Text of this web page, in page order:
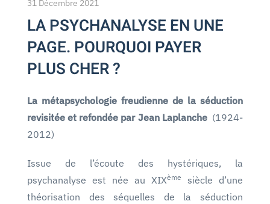
31 Décembre 2021
LA PSYCHANALYSE EN UNE
PAGE. POURQUOI PAYER
PLUS CHER ?
La métapsychologie freudienne de la séduction
revisitée et refondée par JeanLaplanche (1924-
2012)
Issue de l’écoute des hystériques, la
psychanalyse est née au XIXème
siècle d’une
théorisation des séquelles de la séduction